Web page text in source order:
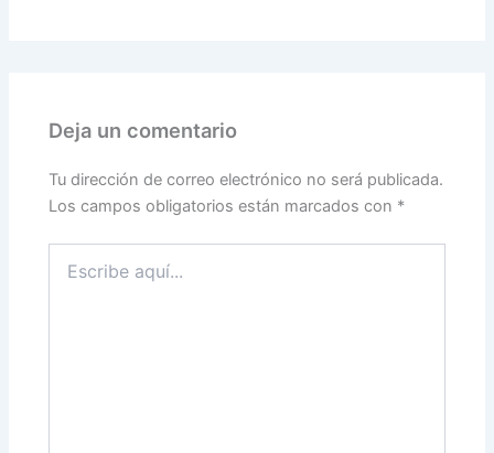
Deja un comentario
Tu dirección de correo electrónico no será publicada.
Los campos obligatorios están marcados con *
aquí...